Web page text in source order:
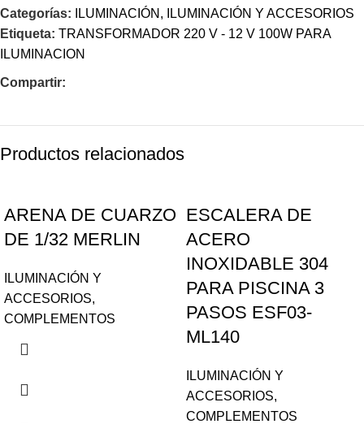
Categorías: ILUMINACIÓN ,
ILUMINACIÓN Y ACCESORIOS
Etiqueta: TRANSFORMADOR 220 V - 12 V 100W PARA
ILUMINACION
Compartir:
Productos relacionados
ARENA DE CUARZO
DE 1/32 MERLIN
ILUMINACIÓN Y
ACCESORIOS,
COMPLEMENTOS
ESCALERA DE
ACERO
INOXIDABLE 304
PARA PISCINA 3
PASOS ESF03-
ML140
ILUMINACIÓN Y
ACCESORIOS,
COMPLEMENTOS